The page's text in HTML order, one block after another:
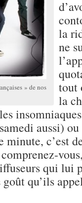
» de nos
la
ne
tout
la
aussi) ou
c’est
qui lui
qu’ils